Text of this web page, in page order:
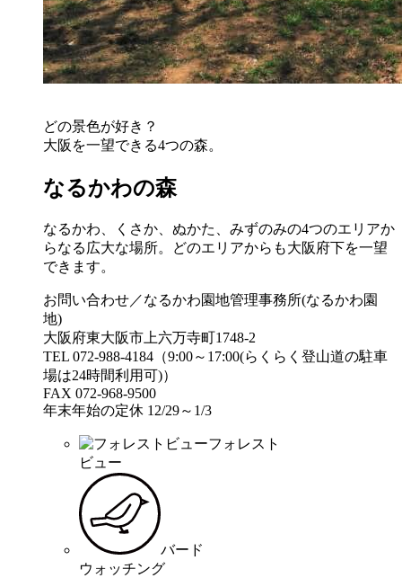
どの景色が好き？
大阪を一望できる4つの森。
なるかわの森
なるかわ、くさか、ぬかた、みずのみの4つのエリアか
らなる広大な場所。どのエリアからも大阪府下を一望
できます。
お問い合わせ／なるかわ園地管理事務所(なるかわ園
地)
大阪府東大阪市上六万寺町1748-2
TEL 072-988-4184（9:00～17:00(らくらく登山道の駐車
場は24時間利用可)）
FAX 072-968-9500
年末年始の定休 12/29～1/3
フォレスト
ビュー
バード
ウォッチング